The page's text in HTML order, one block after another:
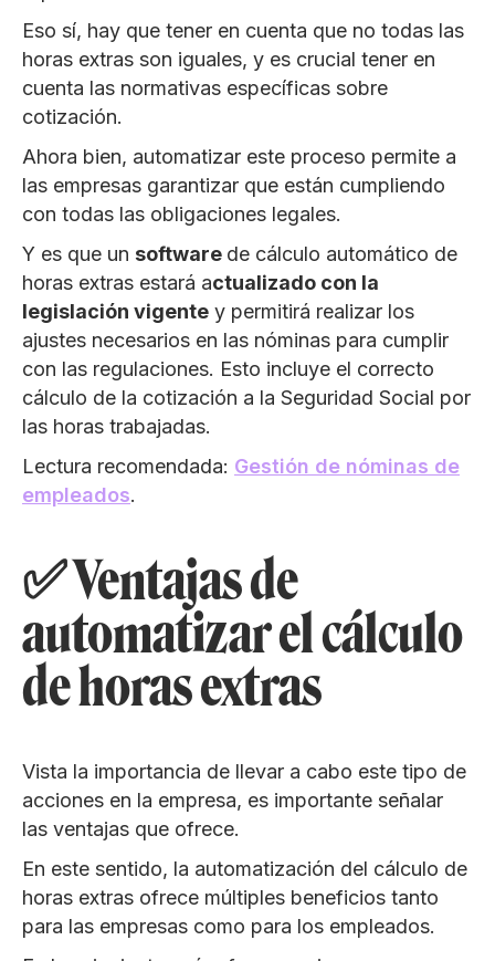
Eso sí, hay que tener en cuenta que no todas las
horas extras son iguales, y es crucial tener en
cuenta las normativas específicas sobre
cotización.
Ahora bien, automatizar este proceso permite a
las empresas garantizar que están cumpliendo
con todas las obligaciones legales.
Y es que un software de cálculo automático de
horas extras estará actualizado con la
legislación vigente y permitirá realizar los
ajustes necesarios en las nóminas para cumplir
con las regulaciones. Esto incluye el correcto
cálculo de la cotización a la Seguridad Social por
las horas trabajadas.
Lectura recomendada: Gestión de nóminas de
empleados.
✅ Ventajas de
automatizar el cálculo
de horas extras
Vista la importancia de llevar a cabo este tipo de
acciones en la empresa, es importante señalar
las ventajas que ofrece.
En este sentido, la automatización del cálculo de
horas extras ofrece múltiples beneficios tanto
para las empresas como para los empleados.